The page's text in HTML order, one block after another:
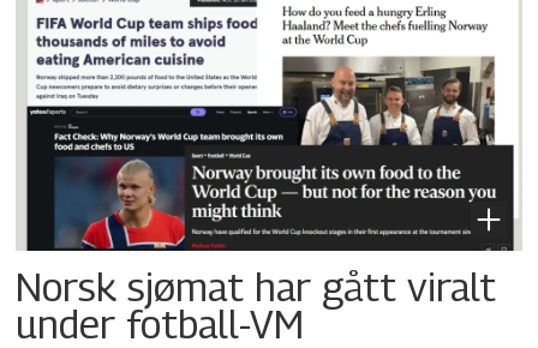
Norsk sjømat har gått viralt
under fotball-VM